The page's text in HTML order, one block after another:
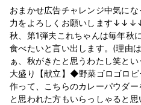
おまかせ広告チャレンジ中気に
力をよろしくお願いします
秋、第1弾夫これちゃんは毎年秋
食べたいと言い出します。(理由
ぁ、秋がきたと思うわたし笑と
大盛り【献立】◆野菜ゴロゴロビ
作って、こちらのカレーパウダ
と思われた方もいらっしゃると